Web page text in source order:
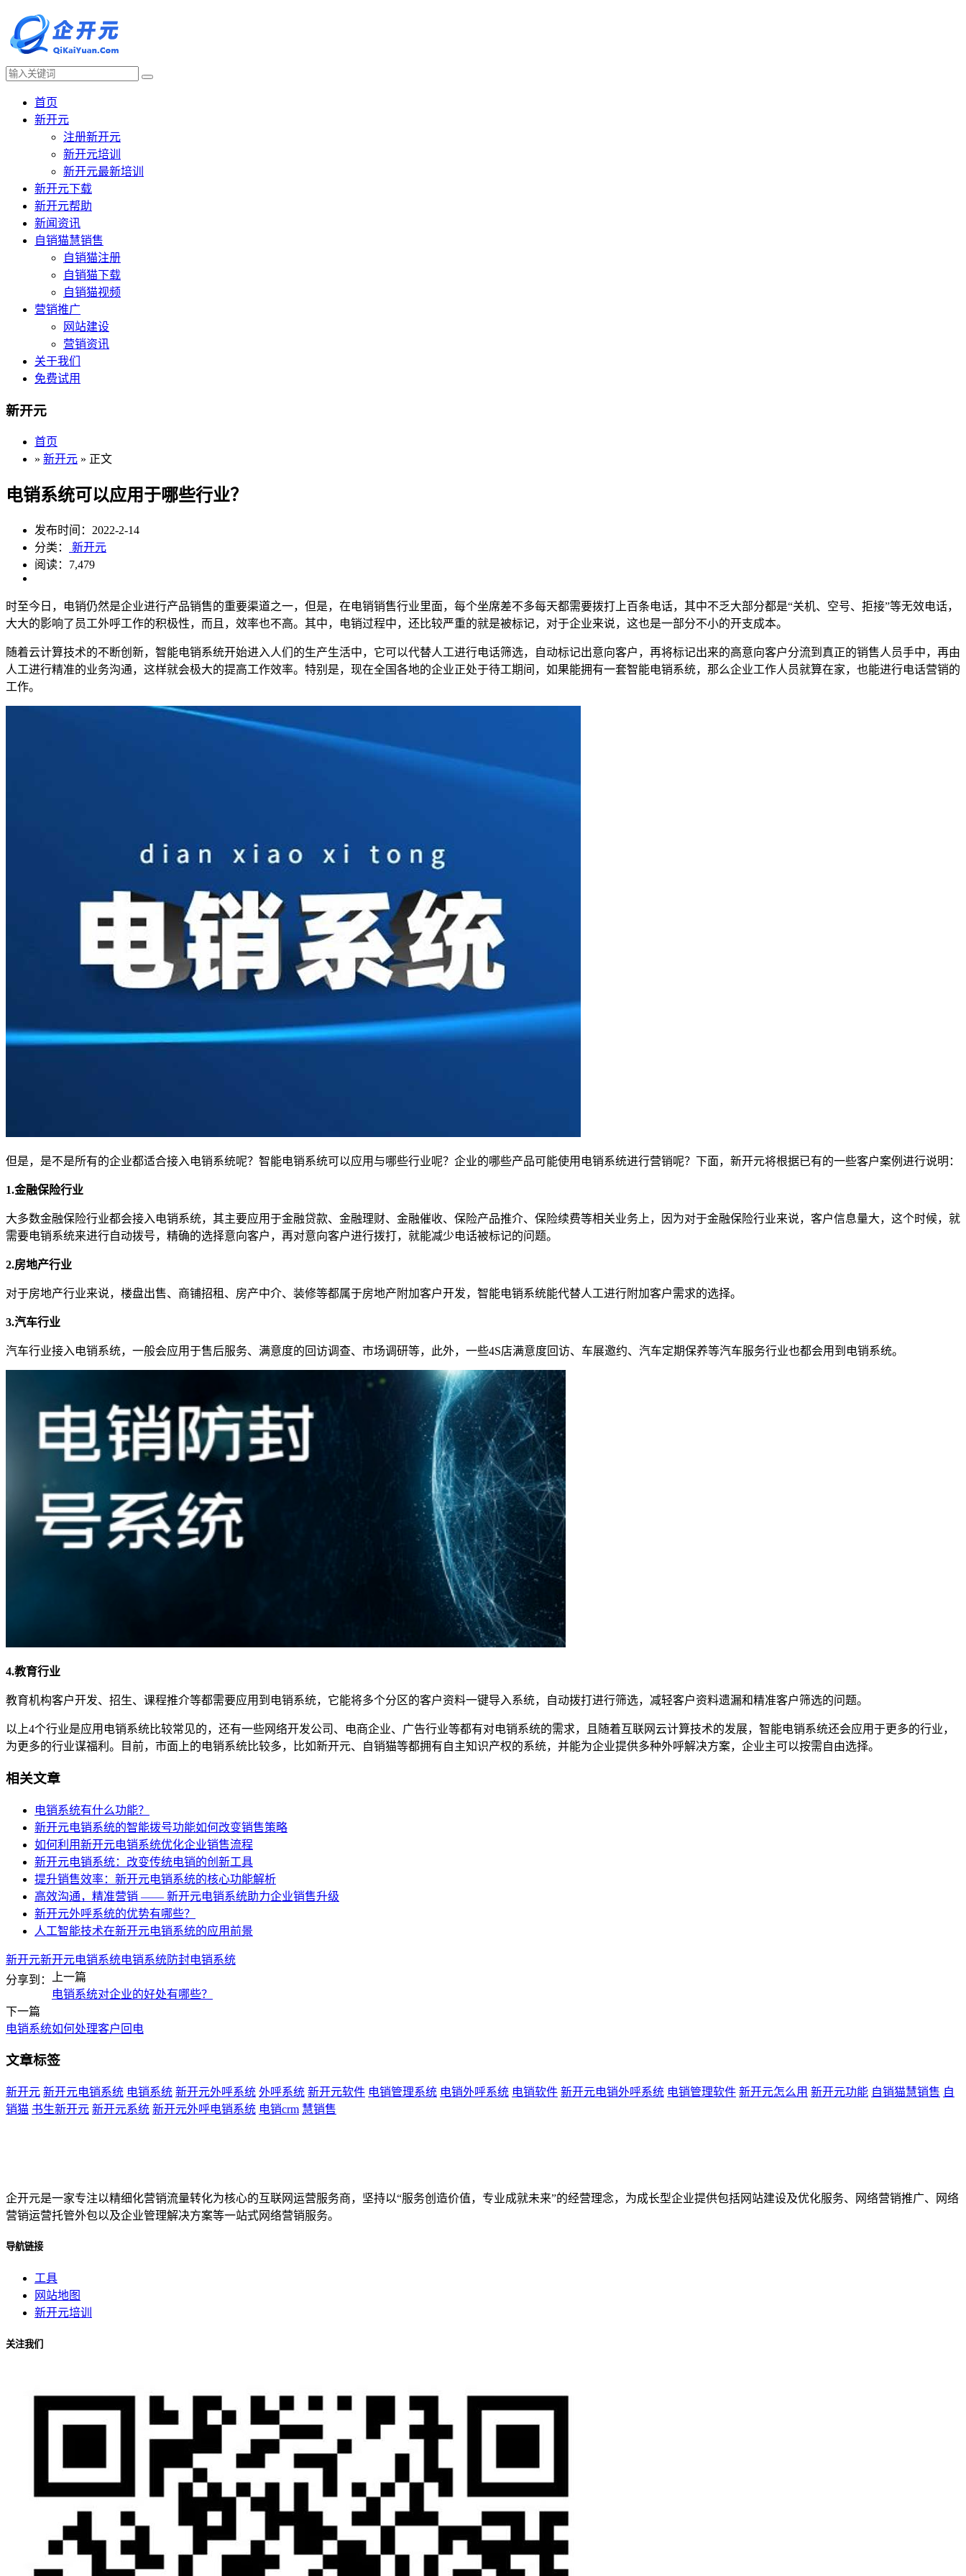
首页
新开元
注册新开元
新开元培训
新开元最新培训
新开元下载
新开元帮助
新闻资讯
自销猫慧销售
自销猫注册
自销猫下载
自销猫视频
营销推广
网站建设
营销资讯
关于我们
免费试用
新开元
首页
» 新开元 » 正文
电销系统可以应用于哪些行业？
发布时间：2022-2-14
分类：
新开元
阅读：7,479
时至今日，电销仍然是企业进行产品销售的重要渠道之一，但是，在电销销售行业里面，每个坐席差不多每天都需要拨打上百条电话，其中不乏大部分都是“关机、空号、拒接”等无效电话，
大大的影响了员工外呼工作的积极性，而且，效率也不高。其中，电销过程中，还比较严重的就是被标记，对于企业来说，这也是一部分不小的开支成本。
随着云计算技术的不断创新，智能电销系统开始进入人们的生产生活中，它可以代替人工进行电话筛选，自动标记出意向客户，再将标记出来的高意向客户分流到真正的销售人员手中，再由
人工进行精准的业务沟通，这样就会极大的提高工作效率。特别是，现在全国各地的企业正处于待工期间，如果能拥有一套智能电销系统，那么企业工作人员就算在家，也能进行电话营销的
工作。
但是，是不是所有的企业都适合接入电销系统呢？智能电销系统可以应用与哪些行业呢？企业的哪些产品可能使用电销系统进行营销呢？下面，新开元将根据已有的一些客户案例进行说明：
1.金融保险行业
大多数金融保险行业都会接入电销系统，其主要应用于金融贷款、金融理财、金融催收、保险产品推介、保险续费等相关业务上，因为对于金融保险行业来说，客户信息量大，这个时候，就
需要电销系统来进行自动拨号，精确的选择意向客户，再对意向客户进行拨打，就能减少电话被标记的问题。
2.房地产行业
对于房地产行业来说，楼盘出售、商铺招租、房产中介、装修等都属于房地产附加客户开发，智能电销系统能代替人工进行附加客户需求的选择。
3.汽车行业
汽车行业接入电销系统，一般会应用于售后服务、满意度的回访调查、市场调研等，此外，一些4S店满意度回访、车展邀约、汽车定期保养等汽车服务行业也都会用到电销系统。
4.教育行业
教育机构客户开发、招生、课程推介等都需要应用到电销系统，它能将多个分区的客户资料一键导入系统，自动拨打进行筛选，减轻客户资料遗漏和精准客户筛选的问题。
以上4个行业是应用电销系统比较常见的，还有一些网络开发公司、电商企业、广告行业等都有对电销系统的需求，且随着互联网云计算技术的发展，智能电销系统还会应用于更多的行业，
为更多的行业谋福利。目前，市面上的电销系统比较多，比如新开元、自销猫等都拥有自主知识产权的系统，并能为企业提供多种外呼解决方案，企业主可以按需自由选择。
相关文章
电销系统有什么功能？
新开元电销系统的智能拨号功能如何改变销售策略
如何利用新开元电销系统优化企业销售流程
新开元电销系统：改变传统电销的创新工具
提升销售效率：新开元电销系统的核心功能解析
高效沟通，精准营销 —— 新开元电销系统助力企业销售升级
新开元外呼系统的优势有哪些？
人工智能技术在新开元电销系统的应用前景
新开元新开元电销系统电销系统防封电销系统
分享到：
上一篇
电销系统对企业的好处有哪些？
下一篇
电销系统如何处理客户回电
文章标签
新开元 新开元电销系统 电销系统 新开元外呼系统 外呼系统 新开元软件 电销管理系统 电销外呼系统 电销软件 新开元电销外呼系统 电销管理软件 新开元怎么用 新开元功能 自销猫慧销售 自
销猫 书生新开元 新开元系统 新开元外呼电销系统 电销crm 慧销售
企开元是一家专注以精细化营销流量转化为核心的互联网运营服务商，坚持以“服务创造价值，专业成就未来”的经营理念，为成长型企业提供包括网站建设及优化服务、网络营销推广、网络
营销运营托管外包以及企业管理解决方案等一站式网络营销服务。
导航链接
工具
网站地图
新开元培训
关注我们